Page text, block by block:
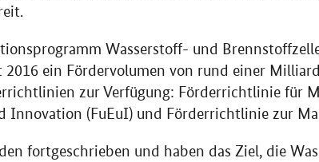
Wasserstoff- und
ein Fördervolumen von rund einer
zur Verfügung: Förderrichtlinie für
Innovation (FuEuI) und Förderrichtlinie zur
fortgeschrieben und haben das Ziel, die